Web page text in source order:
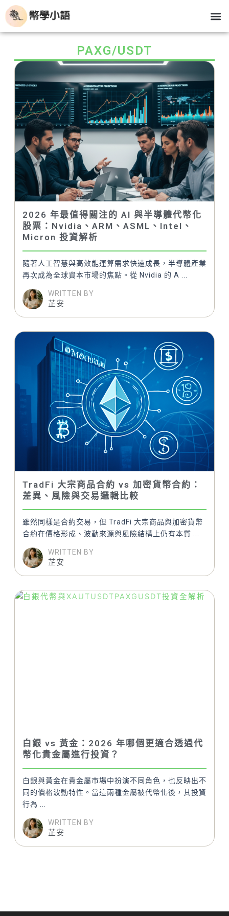
至
主
PAXG/USDT
2026 年最值得關注的 AI 與半導體代幣化
股票：Nvidia、ARM、ASML、Intel、
Micron 投資解析
隨著人工智慧與高效能運算需求快速成長，半導體產業
再次成為全球資本市場的焦點。從 Nvidia 的 A ...
WRITTEN BY
芷安
TradFi 大宗商品合約 vs 加密貨幣合約：
差異、風險與交易邏輯比較
雖然同樣是合約交易，但 TradFi 大宗商品與加密貨幣
合約在價格形成、波動來源與風險結構上仍有本質 ...
WRITTEN BY
芷安
白銀 vs 黃金：2026 年哪個更適合透過代
幣化貴金屬進行投資？
白銀與黃金在貴金屬市場中扮演不同角色，也反映出不
同的價格波動特性。當這兩種金屬被代幣化後，其投資
行為 ...
WRITTEN BY
芷安